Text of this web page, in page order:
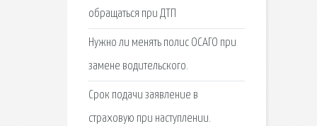
обращаться при ДТП
Нужно ли менять полис ОСАГО при
замене водительского.
Срок подачи заявление в
страховую при наступлении.